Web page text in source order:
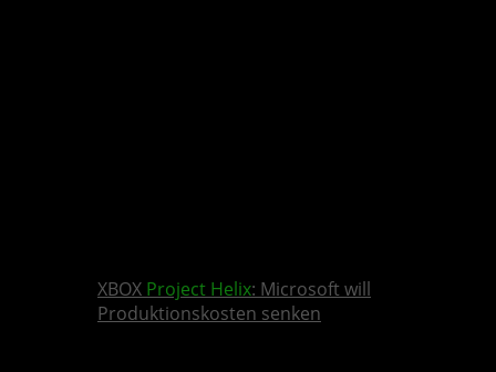
XBOX Project Helix: Microsoft will
Produktionskosten senken